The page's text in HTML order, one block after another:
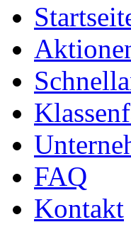
FAQ
Kontakt